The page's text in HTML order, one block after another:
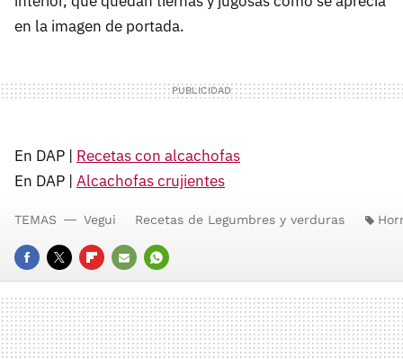
en la imagen de portada.
En DAP | Recetas con alcachofas
En DAP | Alcachofas crujientes
FACEBOOK
TWITTERFLIPBOARD
E-
MAIL
WHATSAPP
TEMAS Vegui Recetas de Legumbres y verduras